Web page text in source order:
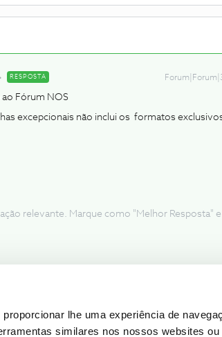
lhe uma experiência de
similares nos nossos websites
RESPOSTA
Fórum NOS
excepcionais não inclui os formatos
relevante. Marque como "Melhor Resposta" e